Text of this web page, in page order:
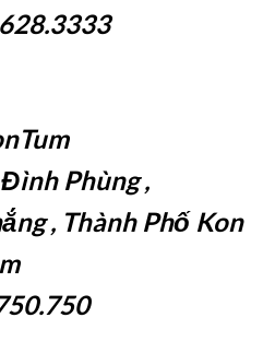
Phùng ,
, Thành Phố Kon